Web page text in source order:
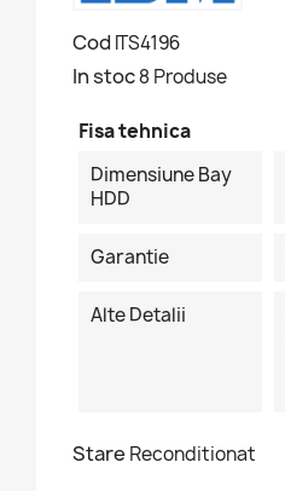
Cod ITS4196
In stoc8 Produse
Fisa tehnica
Dimensiune Bay
HDD
Garantie
Alte Detalii
Stare Reconditionat